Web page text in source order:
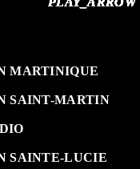
MARTINIQUE
SAINT-MARTIN
SAINTE-LUCIE